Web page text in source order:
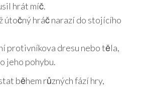
hrát míč.
útočný hráč narazí do stojícího
protivníkova dresu nebo těla,
jeho pohybu.
během různých fází hry,